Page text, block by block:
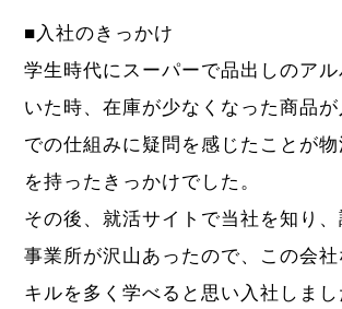
■入社のきっかけ
学生時代にスーパーで品出しのア
いた時、在庫が少なくなった商品が
での仕組みに疑問を感じたことが
を持ったきっかけでした。
その後、就活サイトで当社を知り、
事業所が沢山あったので、この会
キルを多く学べると思い入社しまし